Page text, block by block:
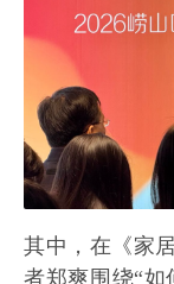
其中，在《家
者郑爽围绕“如